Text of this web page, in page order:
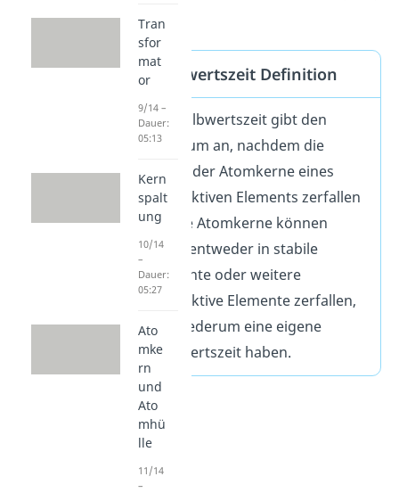
übrig.
Halbwertszeit Definition
Die Halbwertszeit gibt den
Zeitraum an, nachdem die
Hälfte der Atomkerne eines
radioaktiven Elements zerfallen
ist. Die Atomkerne können
dabei entweder in stabile
Elemente oder weitere
radioaktive Elemente zerfallen,
die wiederum eine eigene
Halbwertszeit haben.
Tran
sfor
mat
or
9/14 –
Dauer:
05:13
Kern
spalt
ung
10/14
–
Dauer:
05:27
Ato
mke
rn
und
Ato
mhü
lle
11/14
–